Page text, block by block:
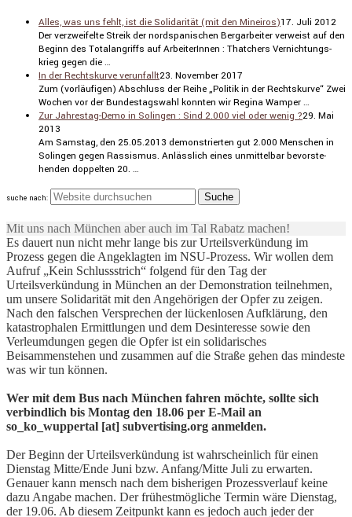
Alles, was uns fehlt, ist die Solidarität (mit den Mineiros)17. Juli 2012
Der verzwei­felte Streik der nordspa­ni­schen Bergar­beiter verweist auf den
Beginn des Total­an­griffs auf Arbei­te­rInnen : Thatchers Vernich­tungs­
krieg gegen die …
In der Rechtskurve verunfallt23. November 2017
Zum (vorläu­figen) Abschluss der Reihe „Politik in der Rechts­kurve“ Zwei
Wochen vor der Bundes­tags­wahl konnten wir Regina Wamper …
Zur Jahrestag-Demo in Solingen : Sind 2.000 viel oder wenig ?29. Mai
2013
Am Samstag, den 25.05.2013 demons­trierten gut 2.000 Menschen in
Solingen gegen Rassismus. Anläss­lich eines unmit­telbar bevor­ste­
henden doppelten 20. …
suche nach:
Mit uns nach München aber auch im Tal Rabatz machen!
Es dauert nun nicht mehr lange bis zur Urteilsverkündung im
Prozess gegen die Angeklagten im NSU-Prozess. Wir wollen dem
Aufruf „Kein Schlussstrich“ folgend für den Tag der
Urteilsverkündung in München an der Demonstration teilnehmen,
um unsere Solidarität mit den Angehörigen der Opfer zu zeigen.
Nach den falschen Versprechen der lückenlosen Aufklärung, den
katastrophalen Ermittlungen und dem Desinteresse sowie den
Verleumdungen gegen die Opfer ist ein solidarisches
Beisammenstehen und zusammen auf die Straße gehen das mindeste
was wir tun können.
Wer mit dem Bus nach München fahren möchte, sollte sich
verbindlich bis Montag den 18.06 per E-Mail an
so_ko_wuppertal [at] subvertising.org anmelden.
Der Beginn der Urteilsverkündung ist wahrscheinlich für einen
Dienstag Mitte/Ende Juni bzw. Anfang/Mitte Juli zu erwarten.
Genauer kann mensch nach dem bisherigen Prozessverlauf keine
dazu Angabe machen. Der frühestmögliche Termin wäre Dienstag,
der 19.06. Ab diesem Zeitpunkt kann es jedoch auch jeder der